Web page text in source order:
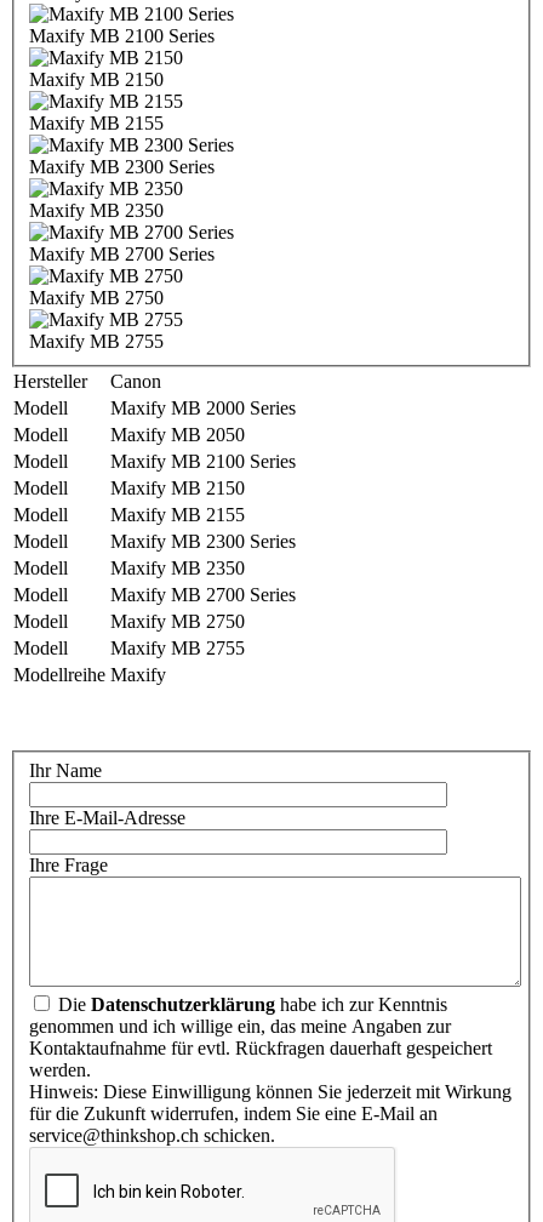
Maxify MB 2100 Series
Maxify MB 2150
Maxify MB 2155
Maxify MB 2300 Series
Maxify MB 2350
Maxify MB 2700 Series
Maxify MB 2750
Maxify MB 2755
Hersteller
Canon
Modell
Maxify MB 2000 Series
Modell
Maxify MB 2050
Modell
Maxify MB 2100 Series
Modell
Maxify MB 2150
Modell
Maxify MB 2155
Modell
Maxify MB 2300 Series
Modell
Maxify MB 2350
Modell
Maxify MB 2700 Series
Modell
Maxify MB 2750
Modell
Maxify MB 2755
Modellreihe Maxify
Ihr Name
Ihre E-Mail-Adresse
Ihre Frage
Die Datenschutzerklärung habe ich zur Kenntnis
genommen und ich willige ein, das meine Angaben zur
Kontaktaufnahme für evtl. Rückfragen dauerhaft gespeichert
werden.
Hinweis: Diese Einwilligung können Sie jederzeit mit Wirkung
für die Zukunft widerrufen, indem Sie eine E-Mail an
service@thinkshop.ch schicken.